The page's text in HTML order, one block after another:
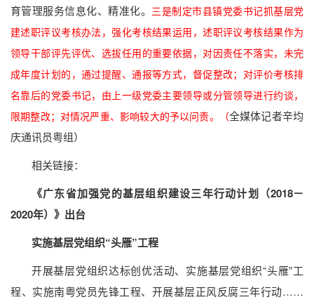
育管理服务信息化、精准化。 三是制定市县镇党委书记抓基层党
建述职评议考核办法，强化考核结果运用，述职评议考核结果作为
领导干部评先评优、选拔任用的重要依据，对因责任不落实，未完
成年度计划的，通过提醒、通报等方式，督促整改；对评价考核排
名靠后的党委书记，由上一级党委主要领导或分管领导进行约谈，
限期整改；对情况严重、影响较大的予以问责。（全媒体记者辛均
庆通讯员粤组）
相关链接：
《广东省加强党的基层组织建设三年行动计划（2018－
2020年）》出台
实施基层党组织“头雁”工程
开展基层党组织达标创优活动、实施基层党组织“头雁”工
程、实施南粤党员先锋工程、开展基层正风反腐三年行动……